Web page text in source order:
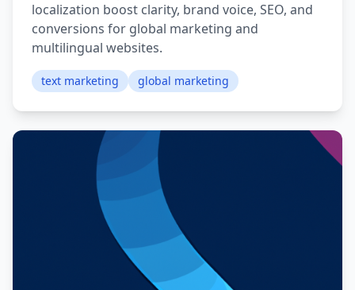
localization boost clarity, brand voice, SEO, and
conversions for global marketing and
multilingual websites.
text marketing global marketing